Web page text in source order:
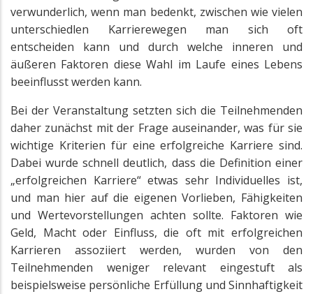
verwunderlich, wenn man bedenkt, zwischen wie vielen
unterschiedlen Karrierewegen man sich oft
entscheiden kann und durch welche inneren und
äußeren Faktoren diese Wahl im Laufe eines Lebens
beeinflusst werden kann.
Bei der Veranstaltung setzten sich die Teilnehmenden
daher zunächst mit der Frage auseinander, was für sie
wichtige Kriterien für eine erfolgreiche Karriere sind.
Dabei wurde schnell deutlich, dass die Definition einer
„erfolgreichen Karriere“ etwas sehr Individuelles ist,
und man hier auf die eigenen Vorlieben, Fähigkeiten
und Wertevorstellungen achten sollte. Faktoren wie
Geld, Macht oder Einfluss, die oft mit erfolgreichen
Karrieren assoziiert werden, wurden von den
Teilnehmenden weniger relevant eingestuft als
beispielsweise persönliche Erfüllung und Sinnhaftigkeit